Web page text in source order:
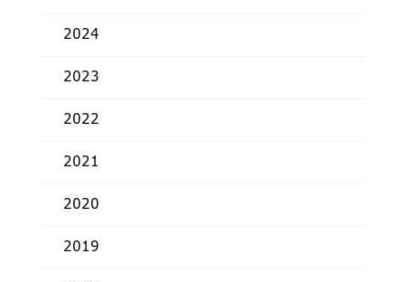
2024
2023
2022
2021
2020
2019